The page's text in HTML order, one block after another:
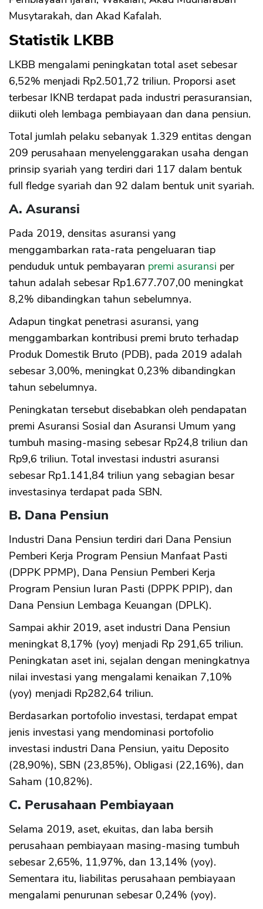
Musytarakah, dan Akad Kafalah.
Statistik LKBB
LKBB mengalami peningkatan total aset sebesar
6,52% menjadi Rp2.501,72 triliun. Proporsi aset
terbesar IKNB terdapat pada industri perasuransian,
diikuti oleh lembaga pembiayaan dan dana pensiun.
Total jumlah pelaku sebanyak 1.329 entitas dengan
209 perusahaan menyelenggarakan usaha dengan
prinsip syariah yang terdiri dari 117 dalam bentuk
full fledge syariah dan 92 dalam bentuk unit syariah.
A. Asuransi
Pada 2019, densitas asuransi yang
menggambarkan rata-rata pengeluaran tiap
penduduk untuk pembayaran premi asuransi per
tahun adalah sebesar Rp1.677.707,00 meningkat
8,2% dibandingkan tahun sebelumnya.
Adapun tingkat penetrasi asuransi, yang
menggambarkan kontribusi premi bruto terhadap
Produk Domestik Bruto (PDB), pada 2019 adalah
sebesar 3,00%, meningkat 0,23% dibandingkan
tahun sebelumnya.
Peningkatan tersebut disebabkan oleh pendapatan
premi Asuransi Sosial dan Asuransi Umum yang
tumbuh masing-masing sebesar Rp24,8 triliun dan
Rp9,6 triliun. Total investasi industri asuransi
sebesar Rp1.141,84 triliun yang sebagian besar
investasinya terdapat pada SBN.
B. Dana Pensiun
Industri Dana Pensiun terdiri dari Dana Pensiun
Pemberi Kerja Program Pensiun Manfaat Pasti
(DPPK PPMP), Dana Pensiun Pemberi Kerja
Program Pensiun Iuran Pasti (DPPK PPIP), dan
Dana Pensiun Lembaga Keuangan (DPLK).
Sampai akhir 2019, aset industri Dana Pensiun
meningkat 8,17% (yoy) menjadi Rp 291,65 triliun.
Peningkatan aset ini, sejalan dengan meningkatnya
nilai investasi yang mengalami kenaikan 7,10%
(yoy) menjadi Rp282,64 triliun.
Berdasarkan portofolio investasi, terdapat empat
jenis investasi yang mendominasi portofolio
investasi industri Dana Pensiun, yaitu Deposito
(28,90%), SBN (23,85%), Obligasi (22,16%), dan
Saham (10,82%).
C. Perusahaan Pembiayaan
Selama 2019, aset, ekuitas, dan laba bersih
perusahaan pembiayaan masing-masing tumbuh
sebesar 2,65%, 11,97%, dan 13,14% (yoy).
Sementara itu, liabilitas perusahaan pembiayaan
mengalami penurunan sebesar 0,24% (yoy).